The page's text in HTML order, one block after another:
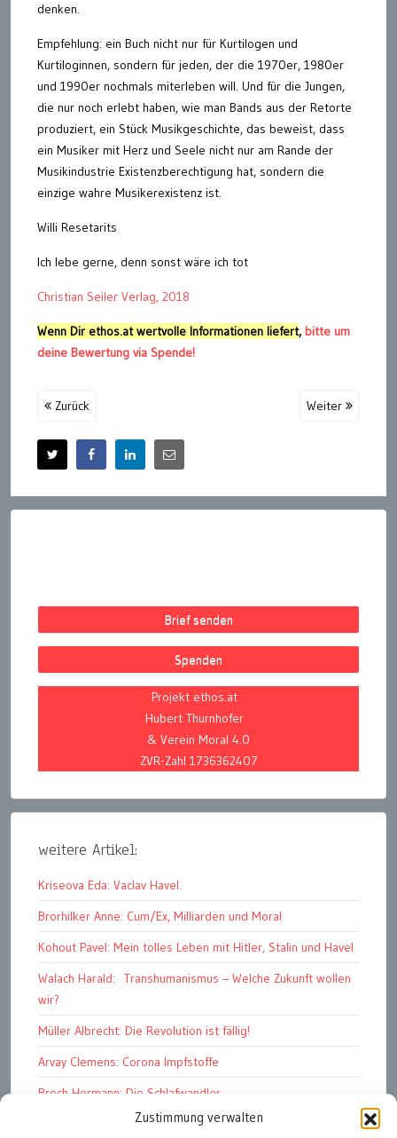
Zustimmung verwalten
denken.
Empfehlung: ein Buch nicht nur für Kurtilogen und
Kurtiloginnen, sondern für jeden, der die 1970er, 1980er
und 1990er nochmals miterleben will. Und für die Jungen,
die nur noch erlebt haben, wie man Bands aus der Retorte
produziert, ein Stück Musikgeschichte, das beweist, dass
ein Musiker mit Herz und Seele nicht nur am Rande der
Musikindustrie Existenzberechtigung hat, sondern die
einzige wahre Musikerexistenz ist.
Willi Resetarits
Ich lebe gerne, denn sonst wäre ich tot
Christian Seiler Verlag, 2018
Wenn Dir ethos.at wertvolle Informationen liefert, bitte um
deine Bewertung via Spende!
Zurück Weiter
Brief senden
Spenden
Projekt ethos.at
Hubert Thurnhofer
& Verein Moral 4.0
ZVR-Zahl 1736362407
weitere Artikel:
Kriseova Eda: Vaclav Havel.
Brorhilker Anne: Cum/Ex, Milliarden und Moral
Kohout Pavel: Mein tolles Leben mit Hitler, Stalin und Havel
Walach Harald: Transhumanismus – Welche Zukunft wollen
wir?
Müller Albrecht: Die Revolution ist fällig!
Arvay Clemens: Corona Impfstoffe
Broch Hermann: Die Schlafwandler
Kohout Pavel: Ende der Großen Ferien